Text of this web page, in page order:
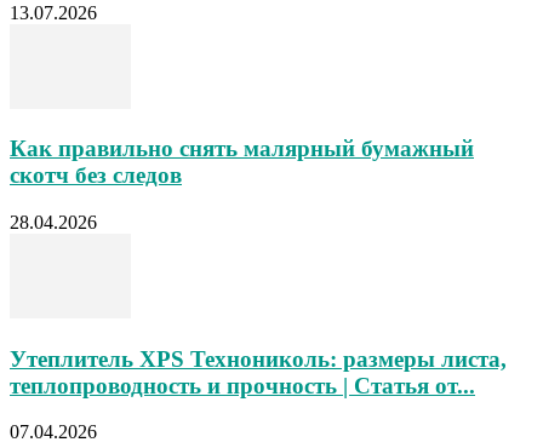
13.07.2026
Как правильно снять малярный бумажный
скотч без следов
28.04.2026
Утеплитель XPS Технониколь: размеры листа,
теплопроводность и прочность | Статья от...
07.04.2026